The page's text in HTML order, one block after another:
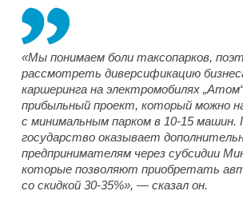
«Мы понимаем боли таксопарков,
рассмотреть диверсификацию
каршеринга на электромобилях
прибыльный проект, который можно
с минимальным парком в 10-15
государство оказывает
предпринимателям через субсидии
которые позволяют приобретать
со скидкой 30-35%», — сказал он.